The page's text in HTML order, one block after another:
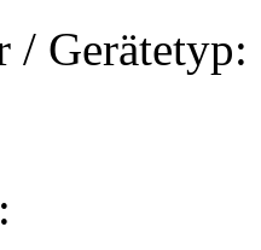
/ Gerätetyp: